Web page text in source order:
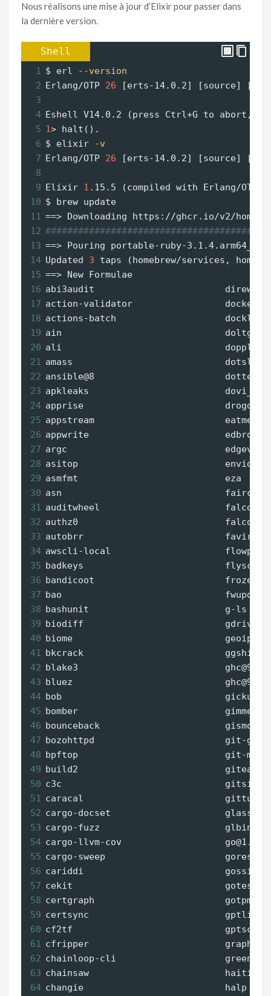
Nous réalisons une mise à jour d’Elixir pour passer dans
la dernière version.
Shell
1 $ erl
--version
2 Erlang/OTP 26 [erts-14.0.2] [source]
3
4 Eshell V14.0.2 (press Ctrl+G to abort,
5 1> halt().
6 $ elixir
-v
7 Erlang/OTP 26 [erts-14.0.2] [source]
8
9 Elixir 1 .15.5 (compiled with Erlang/OTP
10 $ brew update
11 ==> Downloading https://ghcr.io/v2/
12
13 ==> Pouring portable-ruby-
14 Updated 3 taps (homebrew/services,
15 ==> New Formulae
16 abi3audit
17 action-validator
18 actions-batch
19 ain
20 ali
21
amass
22 ansible@8
23 apkleaks
24 apprise                          drogon
25 appstream
26 appwrite
27 argc
28 asitop                           envio
29 asmfmt                           eza
30 asn
31
auditwheel
32 authz0                           falcoctl
33 autobrr
34 awscli-local
35 badkeys
36 bandicoot
37 bao                              fwupd
38 bashunit                         g-ls
39 biodiff
40 biome
41
bkcrack
42 blake3
43 bluez
44 bob                              gickup
45 bomber
46 bounceback
47 bozohttpd                        git-
48 bpftop                           git-
49 build2                           gitea
50 c3c                              gitsign
51
caracal                          gittuf
52 cargo-docset
53 cargo-fuzz
54 cargo-llvm-cov
55 cargo-sweep
56 cariddi                          gossip
57 cekit
58 certgraph
59 certsync                         gptline
60 cf2tf
61
cfripper
62 chainloop-cli
63 chainsaw                         haiti
64 changie                          halp